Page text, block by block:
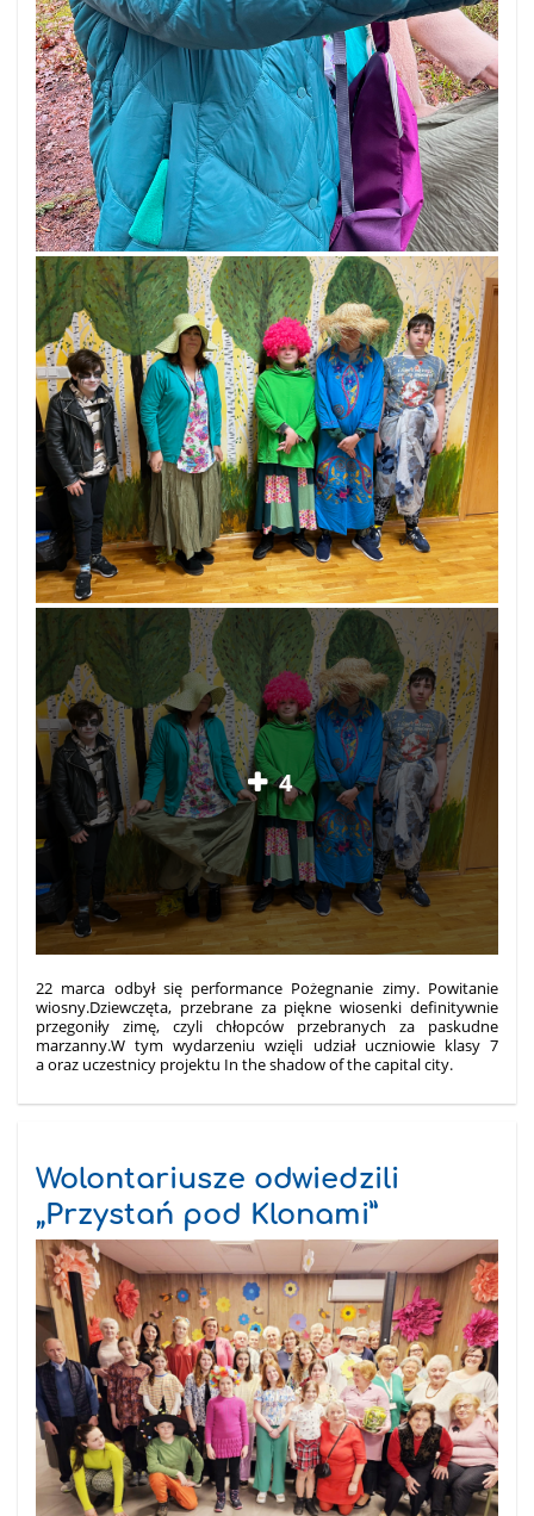
4
22 marca odbył się performance Pożegnanie zimy. Powitanie
wiosny.Dziewczęta, przebrane za piękne wiosenki definitywnie
przegoniły zimę, czyli chłopców przebranych za paskudne
marzanny.W tym wydarzeniu wzięli udział uczniowie klasy 7
a oraz uczestnicy projektu In the shadow of the capital city.
Wolontariusze odwiedzili
„Przystań pod Klonami”